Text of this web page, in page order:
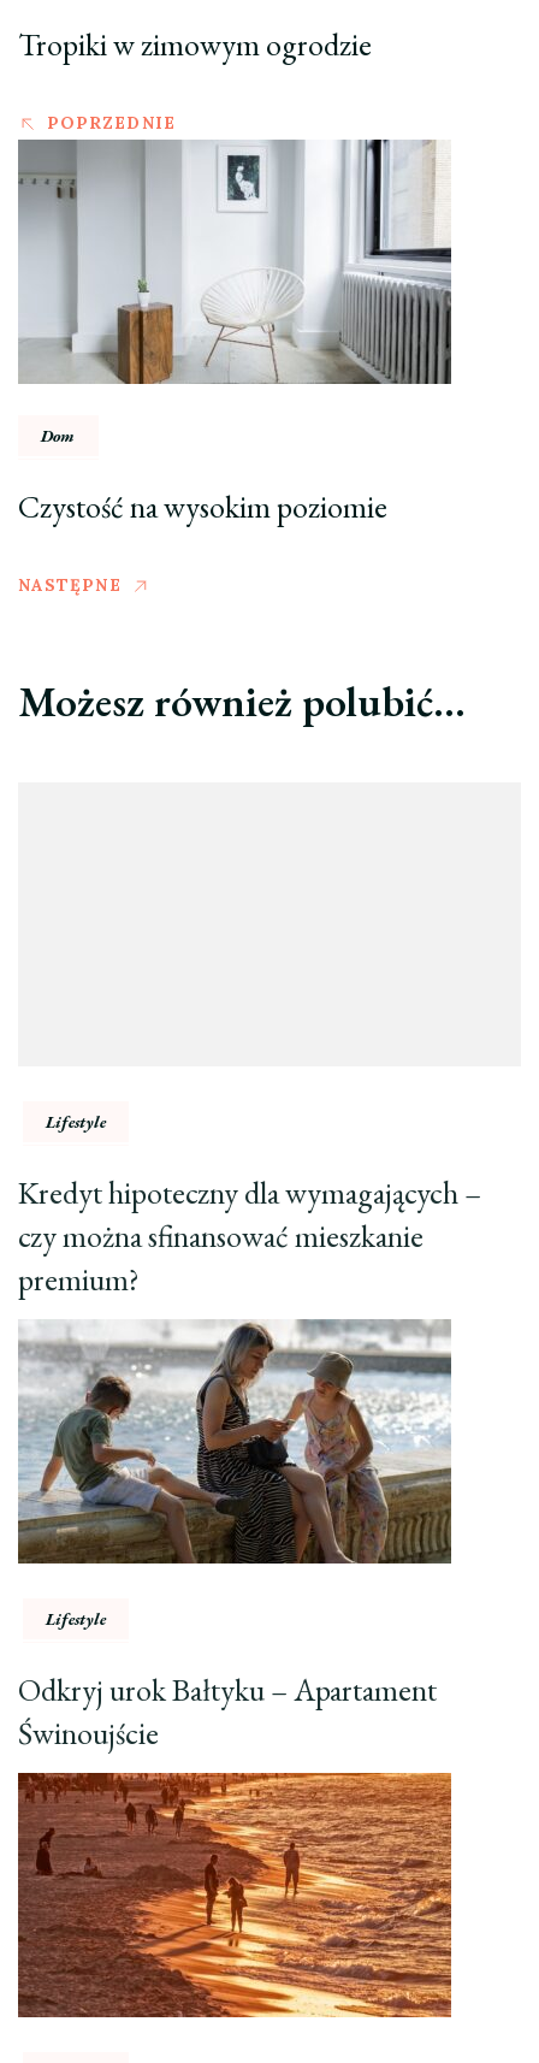
Tropiki w zimowym ogrodzie
POPRZEDNIE
Dom
Czystość na wysokim poziomie
NASTĘPNE
Możesz również polubić…
Lifestyle
Kredyt hipoteczny dla wymagających –
czy można sfinansować mieszkanie
premium?
Lifestyle
Odkryj urok Bałtyku – Apartament
Świnoujście